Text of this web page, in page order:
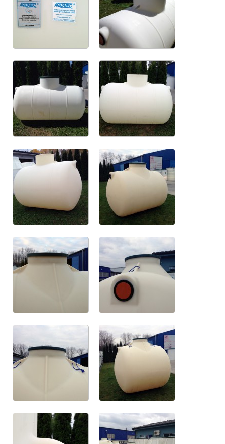
Plantas de tratamiento de aguas residuales grandes
Referencias - PTAR de oval Maxi
Tanques subterráneos de plástico
Tanques de plástico subterráneos de perfil bajo
Tanques de plástico subterráneos horizontales
Tanques de plástico subterráneos verticales
Procedimiento contra inundaciones
Pozos de medición de agua
Láminas de polipropileno plástico
Certificados y patentes
Referencias PTAR Aquatec VFL
Galería de fotos